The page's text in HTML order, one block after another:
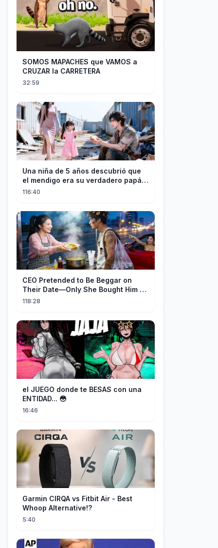
SOMOS MAPACHES que VAMOS a
CRUZAR la CARRETERA
32:59
Una niña de 5 años descubrió que
el mendigo era su verdadero papá y
salvó a su familia
116:40
CEO Pretended to Be Beggar on
Their Date—Only She Bought Him a
Meal, and He Fell in Love!
118:28
el JUEGO donde te BESAS con una
ENTIDAD... 😳
16:46
Garmin CIRQA vs Fitbit Air - Best
Whoop Alternative!?
5:40